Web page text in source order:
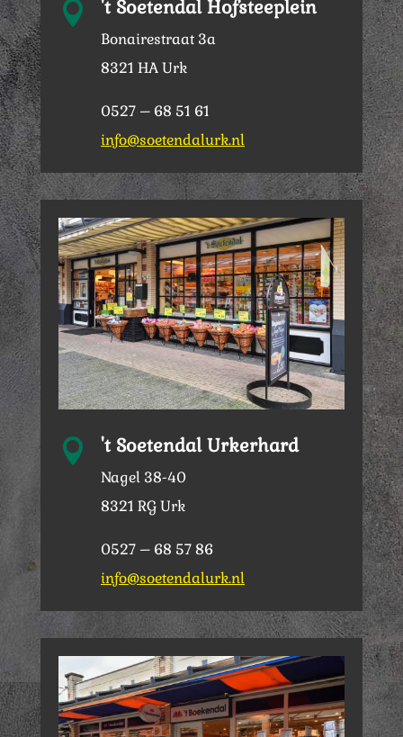
 't Soetendal Hofsteeplein
Bonairestraat 3a
8321 HA Urk
0527 – 68 51 61
info@soetendalurk.nl
 't Soetendal Urkerhard
Nagel 38-40
8321 RG Urk
0527 – 68 57 86
info@soetendalurk.nl